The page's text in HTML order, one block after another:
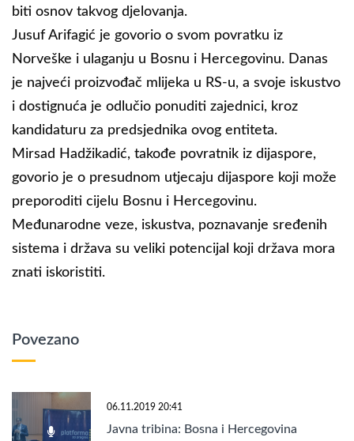
biti osnov takvog djelovanja.
Jusuf Arifagić je govorio o svom povratku iz
Norveške i ulaganju u Bosnu i Hercegovinu. Danas
je najveći proizvođač mlijeka u RS-u, a svoje iskustvo
i dostignuća je odlučio ponuditi zajednici, kroz
kandidaturu za predsjednika ovog entiteta.
Mirsad Hadžikadić, takođe povratnik iz dijaspore,
govorio je o presudnom utjecaju dijaspore koji može
preporoditi cijelu Bosnu i Hercegovinu.
Međunarodne veze, iskustva, poznavanje sređenih
sistema i država su veliki potencijal koji država mora
znati iskoristiti.
Povezano
06.11.2019 20:41
Javna tribina: Bosna i Hercegovina